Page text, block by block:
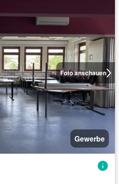
Foto anschauen
Gewerbe